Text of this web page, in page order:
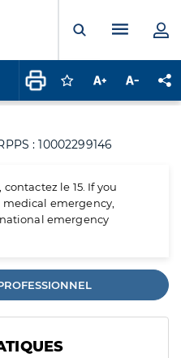
Ouvrir laMenu
Connectez-vous
Augmenter la
: 10002299146
le 15. If you
emergency,
emergency